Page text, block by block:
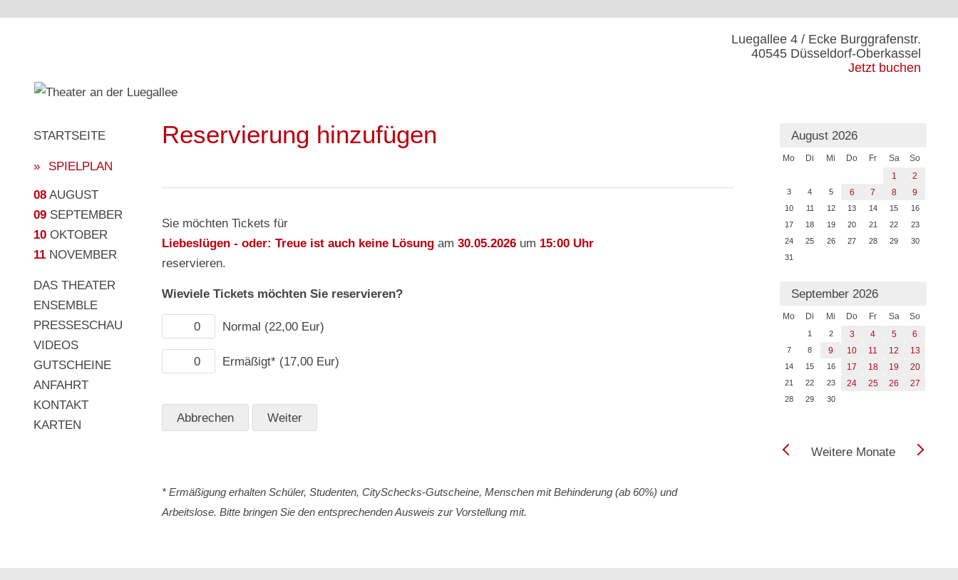
Luegallee 4 / Ecke Burggrafenstr.
40545 Düsseldorf-Oberkassel
Jetzt buchen
STARTSEITE
SPIELPLAN
08 AUGUST
09 SEPTEMBER
10 OKTOBER
11 NOVEMBER
DAS THEATER
ENSEMBLE
PRESSESCHAU
VIDEOS
GUTSCHEINE
ANFAHRT
KONTAKT
KARTEN
Reservierung hinzufügen
Sie möchten Tickets für
Liebeslügen - oder: Treue ist auch keine Lösung am 30.05.2026 um 15:00 Uhr
reservieren.
Wieviele Tickets möchten Sie reservieren?
Normal (22,00 Eur)
Ermäßigt* (17,00 Eur)
* Ermäßigung erhalten Schüler, Studenten, CitySchecks-Gutscheine, Menschen mit Behinderung (ab 60%) und
Arbeitslose. Bitte bringen Sie den entsprechenden Ausweis zur Vorstellung mit.
August 2026
Mo Di Mi Do Fr Sa
So
1
2
3 4 5 6 7 8 9
10 11 12 13 14 15
16
17
18 19 20 21 22
23
24
25 26 27 28 29
30
31
September 2026
Mo Di Mi Do Fr Sa So
1 2 3 4 5 6
7 8 9 10 11 12 13
14 15 16 17 18 19 20
21 22 23 24 25 26 27
28 29 30
Weitere Monate